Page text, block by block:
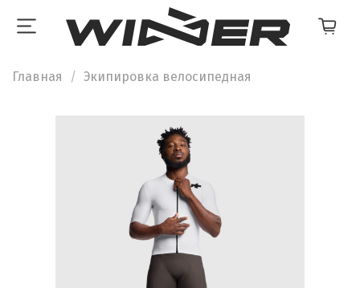
Главная Экипировка велосипедная